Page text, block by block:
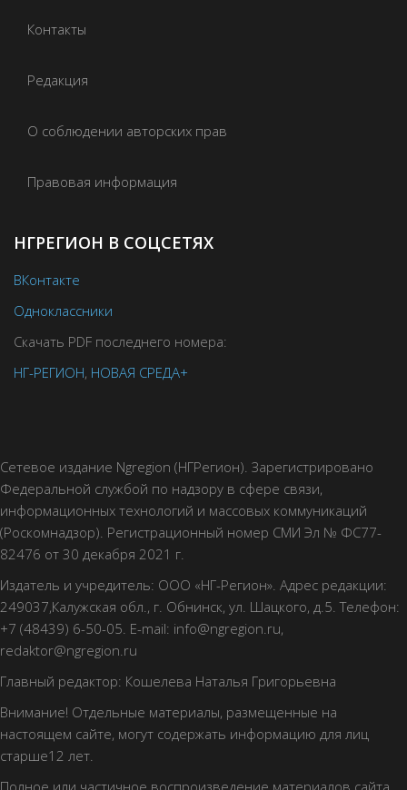
Контакты
Редакция
О соблюдении авторских прав
Правовая информация
НГРЕГИОН В СОЦСЕТЯХ
ВКонтакте
Одноклассники
Скачать PDF последнего номера:
НГ-РЕГИОН, НОВАЯ СРЕДА+
Сетевое издание Ngregion (НГРегион). Зарегистрировано
Федеральной службой по надзору в сфере связи,
информационных технологий и массовых коммуникаций
(Роскомнадзор). Регистрационный номер СМИ Эл № ФС77-
82476 от 30 декабря 2021 г.
Издатель и учредитель: ООО «НГ-Регион». Адрес редакции:
249037,Калужская обл., г. Обнинск, ул. Шацкого, д.5. Телефон:
+7 (48439) 6-50-05. E-mail: info@ngregion.ru,
redaktor@ngregion.ru
Главный редактор: Кошелева Наталья Григорьевна
Внимание! Отдельные материалы, размещенные на
настоящем сайте, могут содержать информацию для лиц
старше12 лет.
Полное или частичное воспроизведение материалов сайта